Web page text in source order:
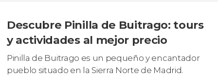
Descubre Pinilla de Buitrago: tours
y actividades al mejor precio
Pinilla de Buitrago es un pequeño y encantador
pueblo situado en la Sierra Norte de Madrid.